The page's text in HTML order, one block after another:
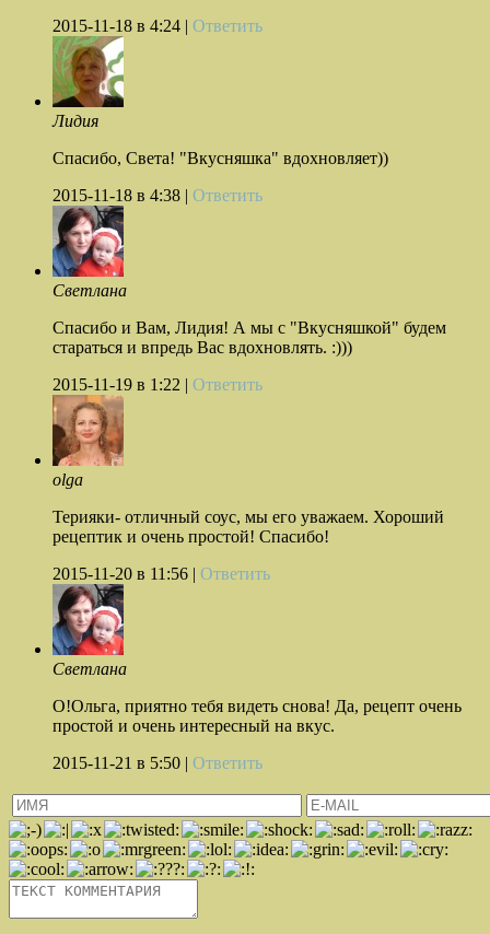
2015-11-18 в 4:24 | Ответить
Лидия
Спасибо, Света! "Вкусняшка" вдохновляет))
2015-11-18 в 4:38 | Ответить
Светлана
Спасибо и Вам, Лидия! А мы с "Вкусняшкой" будем
стараться и впредь Вас вдохновлять. :)))
2015-11-19 в 1:22 | Ответить
olga
Терияки- отличный соус, мы его уважаем. Хороший
рецептик и очень простой! Спасибо!
2015-11-20 в 11:56 | Ответить
Светлана
О!Ольга, приятно тебя видеть снова! Да, рецепт очень
простой и очень интересный на вкус.
2015-11-21 в 5:50 | Ответить